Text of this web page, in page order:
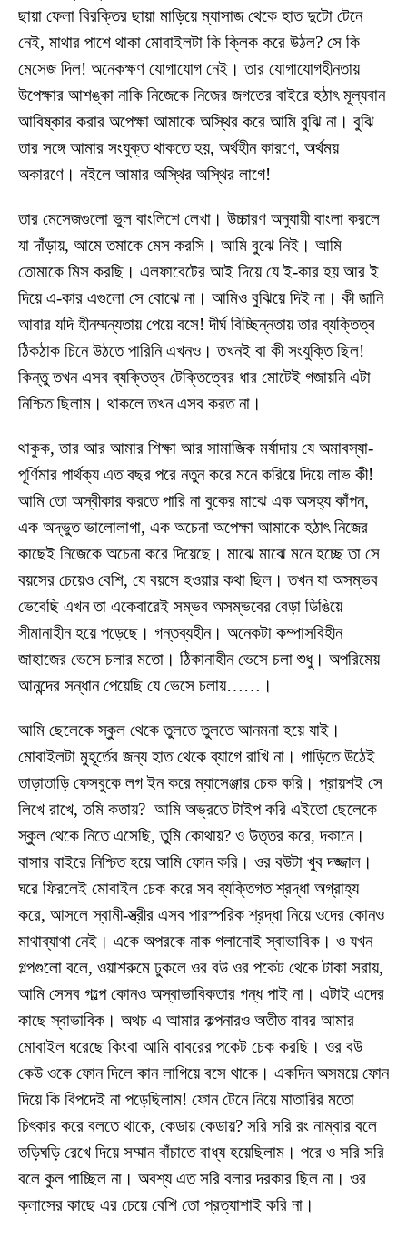
ছায়া ফেলা বিরক্তির ছায়া মাড়িয়ে ম্যাসাজ থেকে হাত দুটো টেনে
নেই, মাথার পাশে থাকা মোবাইলটা কি ক্লিক করে উঠল? সে কি
মেসেজ দিল! অনেকক্ষণ যোগাযোগ নেই। তার যোগাযোগহীনতায়
উপেক্ষার আশঙ্কা নাকি নিজেকে নিজের জগতের বাইরে হঠাৎ মূল্যবান
আবিষ্কার করার অপেক্ষা আমাকে অস্থির করে আমি বুঝি না। বুঝি
তার সঙ্গে আমার সংযুক্ত থাকতে হয়, অর্থহীন কারণে, অর্থময়
অকারণে। নইলে আমার অস্থির অস্থির লাগে!
তার মেসেজগুলো ভুল বাংলিশে লেখা। উচ্চারণ অনুযায়ী বাংলা করলে
যা দাঁড়ায়, আমে তমাকে মেস করসি। আমি বুঝে নিই। আমি
তোমাকে মিস করছি। এলফাবেটের আই দিয়ে যে ই-কার হয় আর ই
দিয়ে এ-কার এগুলো সে বোঝে না। আমিও বুঝিয়ে দিই না। কী জানি
আবার যদি হীনম্মন্যতায় পেয়ে বসে! দীর্ঘ বিচ্ছিন্নতায় তার ব্যক্তিত্ব
ঠিকঠাক চিনে উঠতে পারিনি এখনও। তখনই বা কী সংযুক্তি ছিল!
কিন্তু তখন এসব ব্যক্তিত্ব টেক্তিত্বের ধার মোটেই গজায়নি এটা
নিশ্চিত ছিলাম। থাকলে তখন এসব করত না।
থাকুক, তার আর আমার শিক্ষা আর সামাজিক মর্যাদায় যে অমাবস্যা-
পূর্ণিমার পার্থক্য এত বছর পরে নতুন করে মনে করিয়ে দিয়ে লাভ কী!
আমি তো অস্বীকার করতে পারি না বুকের মাঝে এক অসহ্য কাঁপন,
এক অদ্ভুত ভালোলাগা, এক অচেনা অপেক্ষা আমাকে হঠাৎ নিজের
কাছেই নিজেকে অচেনা করে দিয়েছে। মাঝে মাঝে মনে হচ্ছে তা সে
বয়সের চেয়েও বেশি, যে বয়সে হওয়ার কথা ছিল। তখন যা অসম্ভব
ভেবেছি এখন তা একেবারেই সম্ভব অসম্ভবের বেড়া ডিঙিয়ে
সীমানাহীন হয়ে পড়েছে। গন্তব্যহীন। অনেকটা কম্পাসবিহীন
জাহাজের ভেসে চলার মতো। ঠিকানাহীন ভেসে চলা শুধু। অপরিমেয়
আনন্দের সন্ধান পেয়েছি যে ভেসে চলায়……।
আমি ছেলেকে স্কুল থেকে তুলতে তুলতে আনমনা হয়ে যাই।
মোবাইলটা মুহূর্তের জন্য হাত থেকে ব্যাগে রাখি না। গাড়িতে উঠেই
তাড়াতাড়ি ফেসবুকে লগ ইন করে ম্যাসেঞ্জার চেক করি। প্রায়শই সে
লিখে রাখে, তমি কতায়? আমি অভ্রতে টাইপ করি এইতো ছেলেকে
স্কুল থেকে নিতে এসেছি, তুমি কোথায়? ও উত্তর করে, দকানে।
বাসার বাইরে নিশ্চিত হয়ে আমি ফোন করি। ওর বউটা খুব দজ্জাল।
ঘরে ফিরলেই মোবাইল চেক করে সব ব্যক্তিগত শ্রদ্ধা অগ্রাহ্য
করে, আসলে স্বামী-স্ত্রীর এসব পারস্পরিক শ্রদ্ধা নিয়ে ওদের কোনও
মাথাব্যাথা নেই। একে অপরকে নাক গলানোই স্বাভাবিক। ও যখন
গল্পগুলো বলে, ওয়াশরুমে ঢুকলে ওর বউ ওর পকেট থেকে টাকা সরায়,
আমি সেসব গল্পে কোনও অস্বাভাবিকতার গন্ধ পাই না। এটাই এদের
কাছে স্বাভাবিক। অথচ এ আমার কল্পনারও অতীত বাবর আমার
মোবাইল ধরেছে কিংবা আমি বাবরের পকেট চেক করছি। ওর বউ
কেউ ওকে ফোন দিলে কান লাগিয়ে বসে থাকে। একদিন অসময়ে ফোন
দিয়ে কি বিপদেই না পড়েছিলাম! ফোন টেনে নিয়ে মাতারির মতো
চিৎকার করে বলতে থাকে, কেডায় কেডায়? সরি সরি রং নাম্বার বলে
তড়িঘড়ি রেখে দিয়ে সম্মান বাঁচাতে বাধ্য হয়েছিলাম। পরে ও সরি সরি
বলে কুল পাচ্ছিল না। অবশ্য এত সরি বলার দরকার ছিল না। ওর
ক্লাসের কাছে এর চেয়ে বেশি তো প্রত্যাশাই করি না।